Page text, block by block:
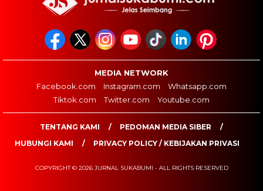
MEDIA NETWORK
Facebook.com
Instagram.com
Whatsapp.com
Tiktok.com
Twitter.com Youtube.com
TENTANG KAMI
PEDOMAN MEDIA SIBER
HUBUNGI KAMI
PRIVACY POLICY / KEBIJAKAN PRIVASI
COPYRIGHT © 2026 JURNAL SUKABUMI - ALL RIGHTS RESERVED